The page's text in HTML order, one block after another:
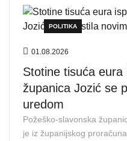
POLITIKA
01.08.2026
Stotine tisuća
županica Jozić se
uredom
Požeško-slavonska
je iz županijskog